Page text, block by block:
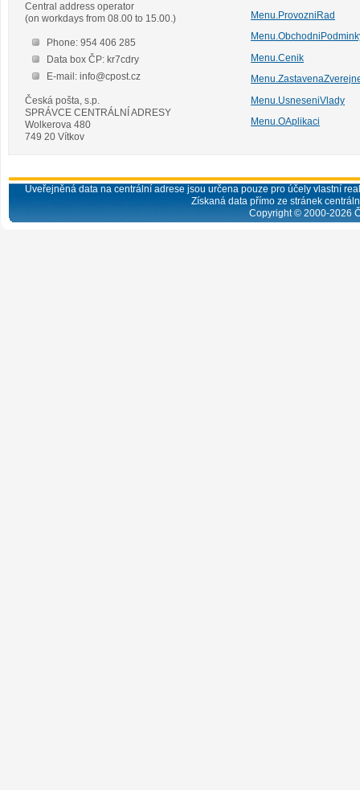
Central address operator
(on workdays from 08.00 to 15.00.)
Phone: 954 406 285
Data box ČP: kr7cdry
E-mail: info@cpost.cz
Česká pošta, s.p.
SPRÁVCE CENTRÁLNÍ ADRESY
Wolkerova 480
749 20 Vítkov
Menu.ProvozniRad
Menu.Cenik
Menu.UsneseniVlady
Menu.OAplikaci
Uveřejněná data na centrální adrese jsou určena pouze pro účely vlastní
Získaná data přímo ze stránek
Copyright © 2000-2026